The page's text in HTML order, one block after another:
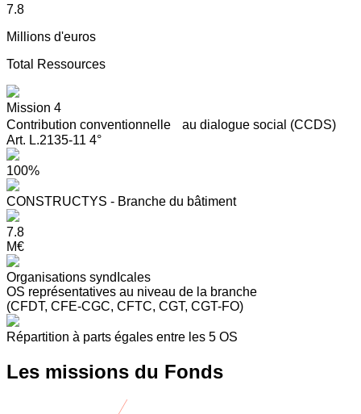
7.8
Millions d'euros
Total Ressources
Mission 4
Contribution conventionnelle au dialogue social (CCDS)
Art. L.2135-11 4°
100%
CONSTRUCTYS - Branche du bâtiment
7.8
M€
Organisations syndIcales
OS représentatives au niveau de la branche
(CFDT, CFE-CGC, CFTC, CGT, CGT-FO)
Répartition à parts égales entre les 5 OS
Les missions du Fonds